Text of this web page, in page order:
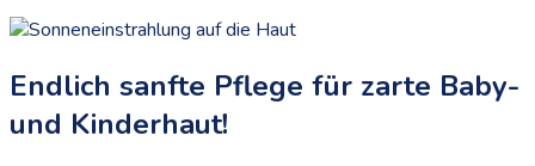
Endlich sanfte Pflege für zarte Baby-
und Kinderhaut!